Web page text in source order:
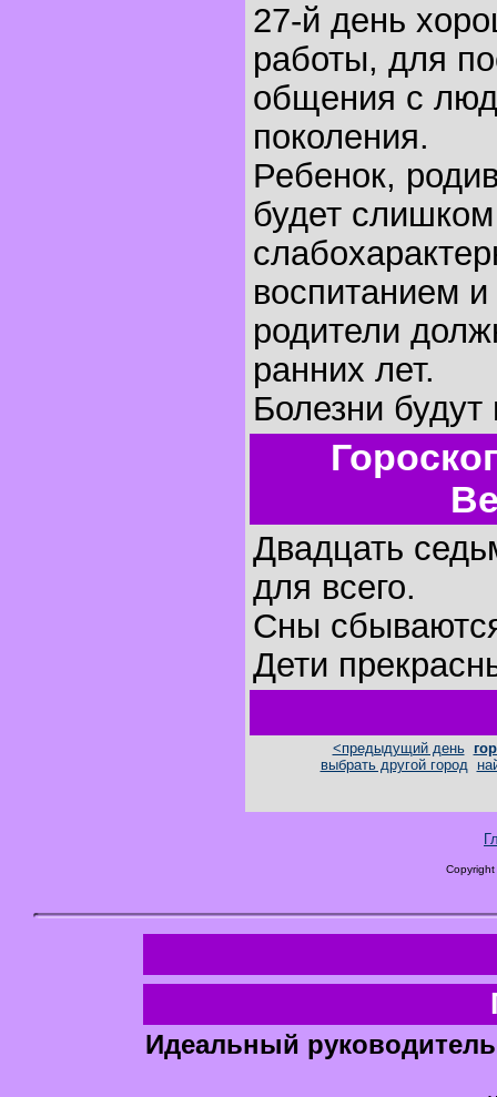
27-й день
работы, для
общения с
поколения.
Ребенок,
будет
воспитанием
родители
ранних лет.
Болезни
Двадцать
для всего.
Сны
Дети
<предыдущий день
выбрать другой город
Идеальный